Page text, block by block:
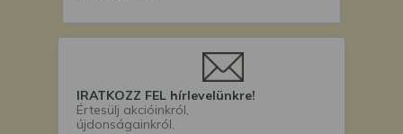
IRATKOZZ FEL hírlevelünkre!
Értesülj akcióinkról,
újdonságainkról.